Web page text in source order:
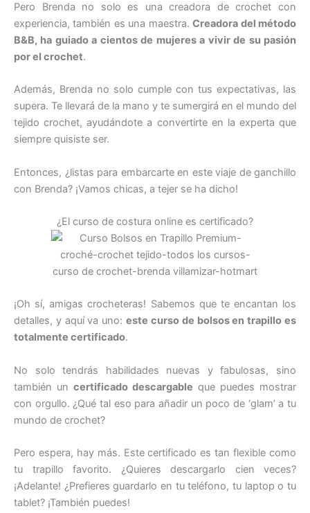
Pero Brenda no solo es una creadora de crochet con
experiencia, también es una maestra.Creadora del método
B&B, ha guiado a cientos de mujeres a vivir de su pasión
por el crochet.
Además, Brenda no solo cumple con tus expectativas, las
supera. Te llevará de la mano y te sumergirá en el mundo del
tejido crochet, ayudándote a convertirte en la experta que
siempre quisiste ser.
Entonces, ¿listas para embarcarte en este viaje de ganchillo
con Brenda? ¡Vamos chicas, a tejer se ha dicho!
¿El curso de costura online es certificado?
¡Oh sí, amigas crocheteras! Sabemos que te encantan los
detalles, y aquí va uno:este curso de bolsos en trapillo es
totalmente certificado.
No solo tendrás habilidades nuevas y fabulosas, sino
también un certificado descargable que puedes mostrar
con orgullo. ¿Qué tal eso para añadir un poco de ‘glam’ a tu
mundo de crochet?
Pero espera, hay más. Este certificado es tan flexible como
tu trapillo favorito. ¿Quieres descargarlo cien veces?
¡Adelante! ¿Prefieres guardarlo en tu teléfono, tu laptop o tu
tablet? ¡También puedes!